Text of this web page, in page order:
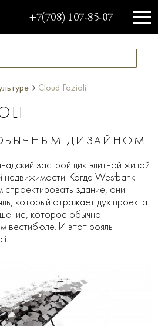
+7(708) 107-85-07
› Cloud Fazioli
ДИЗАЙНОМ
застройщик элитной жилой
недвижимости. Когда Westbank
спроектировать здание, они
который отражает дух проекта.
которое обычно
вестибюле. И этот рояль —